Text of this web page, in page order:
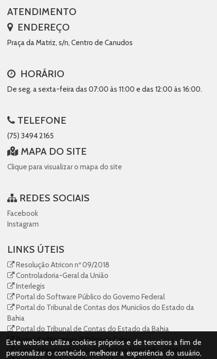
ATENDIMENTO
ENDEREÇO
Praça da Matriz, s/n, Centro de Canudos
HORÁRIO
De seg. a sexta-feira das 07:00 às 11:00 e das 12:00 às 16:00.
TELEFONE
(75) 3494 2165
MAPA DO SITE
Clique para visualizar o mapa do site
REDES SOCIAIS
Facebook
Instagram
LINKS ÚTEIS
Resolução Atricon nº 09/2018
Controladoria-Geral da União
Interlegis
Portal do Software Público do Governo Federal
Portal do Tribunal de Contas dos Municíios do Estado da
Bahia
Portal do Tribunal de Contas do Estado da Bahia
Portal do Ministério Público da Bahia
Comprehensive Knowledge Archive Network – CKAN
Este website utiliza cookies próprios e de terceiros a fim de
personalizar o conteúdo, melhorar a experiência do usuário,